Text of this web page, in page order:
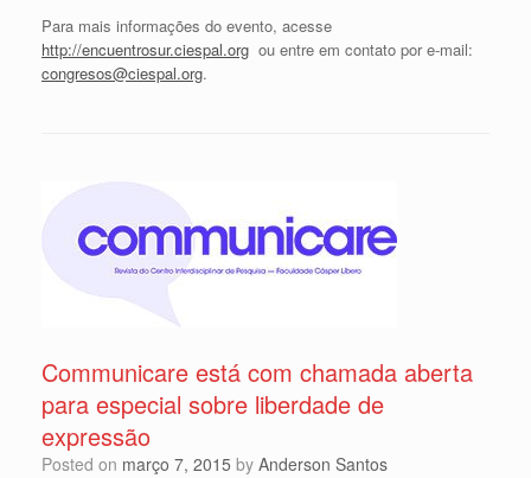
Para mais informações do evento, acesse
http://encuentrosur.ciespal.org ou entre em contato por e-mail:
congresos@ciespal.org.
Communicare está com chamada aberta
para especial sobre liberdade de
expressão
Posted on março 7, 2015 by Anderson Santos